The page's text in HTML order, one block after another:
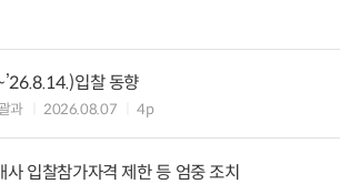
입찰 동향
과 2026.08.07 4p
입찰참가자격 제한 등 엄중 조치